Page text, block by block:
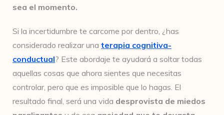
sea el momento.
Si la incertidumbre te carcome por dentro, ¿has
considerado realizar una terapia cognitiva-
conductual? Este abordaje te ayudará a soltar todas
aquellas cosas que ahora sientes que necesitas
controlar, pero que es imposible que lo hagas. El
resultado final, será una vida desprovista de miedos